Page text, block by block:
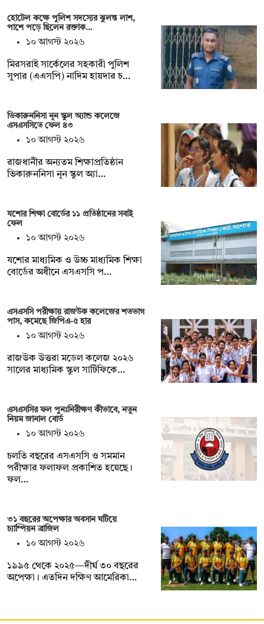
হোটেল কক্ষে পুলিশ সদস্যের ঝুলন্ত লাশ,
পাশে পড়ে ছিলেন রক্তাক…
১০ আগস্ট ২০২৬
মিরসরাই সার্কেলের সহকারী পুলিশ
সুপার (এএসপি) নাদিম হায়দার চ…
ভিকারুননিসা নূন স্কুল অ্যান্ড কলেজে
এসএসসিতে ফেল ৪৩
১০ আগস্ট ২০২৬
রাজধানীর অন্যতম শিক্ষাপ্রতিষ্ঠান
ভিকারুননিসা নূন স্কুল অ্যা…
যশোর শিক্ষা বোর্ডের ১১ প্রতিষ্ঠানের সবাই
ফেল
১০ আগস্ট ২০২৬
যশোর মাধ্যমিক ও উচ্চ মাধ্যমিক শিক্ষা
বোর্ডের অধীনে এসএসসি প…
এসএসসি পরীক্ষায় রাজউক কলেজের শতভাগ
পাস, কমেছে জিপিএ-৫ হার
১০ আগস্ট ২০২৬
রাজউক উত্তরা মডেল কলেজ ২০২৬
সালের মাধ্যমিক স্কুল সার্টিফিকে…
এসএসসির ফল পুনঃনিরীক্ষণ কীভাবে, নতুন
নিয়ম জানাল বোর্ড
১০ আগস্ট ২০২৬
চলতি বছরের এসএসসি ও সমমান
পরীক্ষার ফলাফল প্রকাশিত হয়েছে।
ফল…
৩১ বছরের অপেক্ষার অবসান ঘটিয়ে
চ্যাম্পিয়ন ব্রাজিল
১০ আগস্ট ২০২৬
১৯৯৫ থেকে ২০২৫—দীর্ঘ ৩০ বছরের
অপেক্ষা। এতদিন দক্ষিণ আমেরিকা…